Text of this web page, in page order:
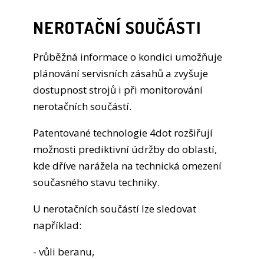
NEROTAČNÍ SOUČÁSTI
Průběžná informace o kondici umožňuje
plánování servisních zásahů a zvyšuje
dostupnost strojů i při monitorování
nerotačních součástí.
Patentované technologie 4dot rozšiřují
možnosti prediktivní údržby do oblastí,
kde dříve narážela na technická omezení
současného stavu techniky.
U nerotačních součástí lze sledovat
například:
- vůli beranu,